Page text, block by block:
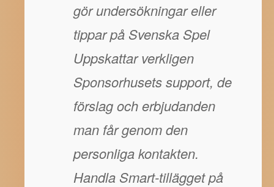
gör undersökningar eller
tippar på Svenska Spel
Uppskattar verkligen
Sponsorhusets support, de
förslag och erbjudanden
man får genom den
personliga kontakten.
Handla Smart-tillägget på